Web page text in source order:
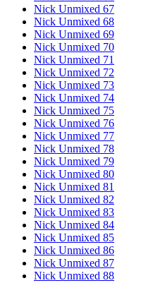
Nick Unmixed 67
Nick Unmixed 68
Nick Unmixed 69
Nick Unmixed 70
Nick Unmixed 71
Nick Unmixed 72
Nick Unmixed 73
Nick Unmixed 74
Nick Unmixed 75
Nick Unmixed 76
Nick Unmixed 77
Nick Unmixed 78
Nick Unmixed 79
Nick Unmixed 80
Nick Unmixed 81
Nick Unmixed 82
Nick Unmixed 83
Nick Unmixed 84
Nick Unmixed 85
Nick Unmixed 86
Nick Unmixed 87
Nick Unmixed 88